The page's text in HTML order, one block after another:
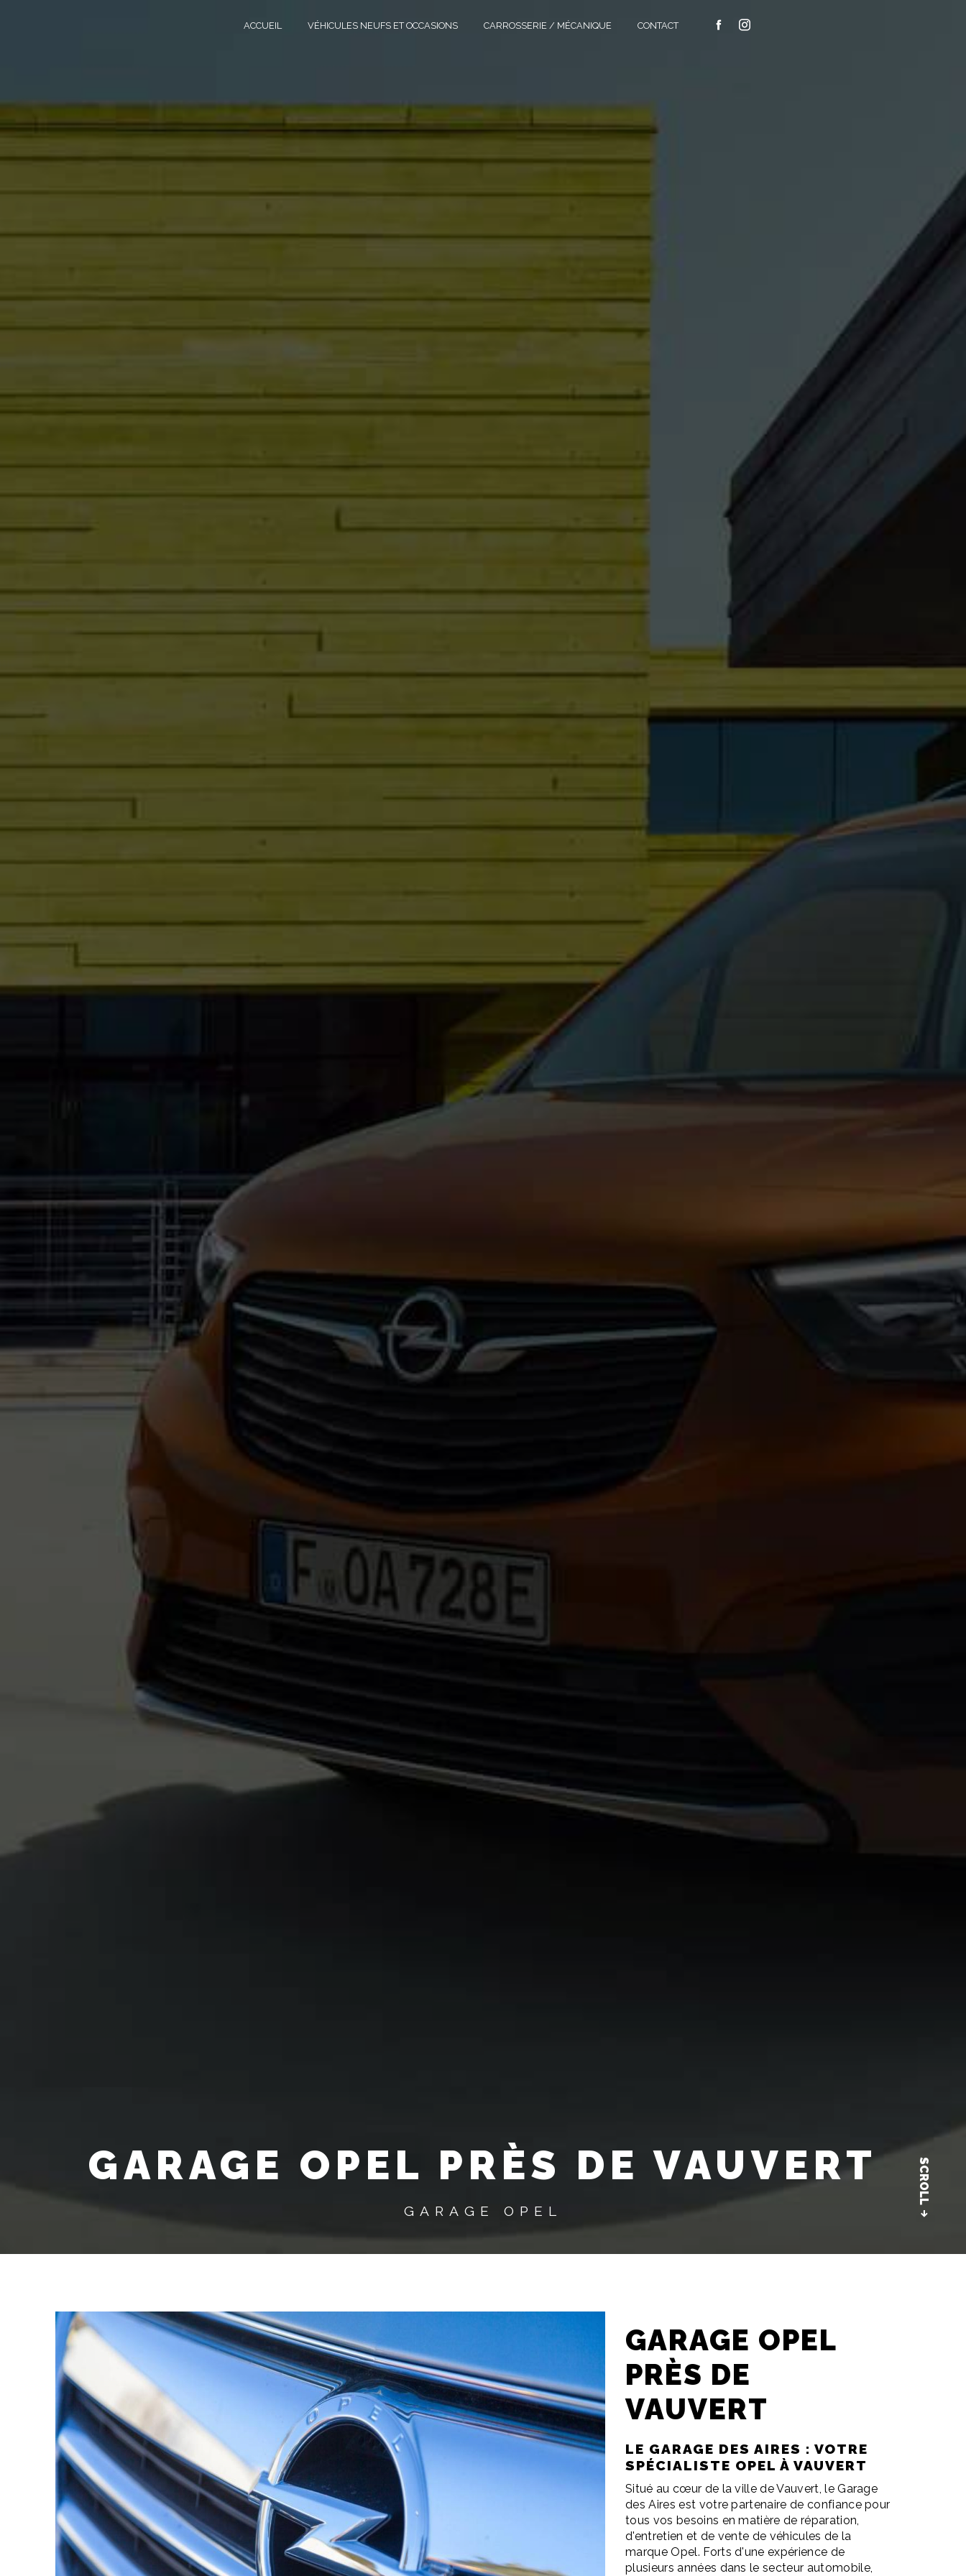
ACCUEIL VÉHICULES NEUFS ET OCCASIONS CARROSSERIE / MÉCANIQUE CONTACT
GARAGE OPEL PRÈS DE VAUVERT
GARAGE OPEL
SCROLL
GARAGE OPEL
PRÈS DE
VAUVERT
LE GARAGE DES AIRES : VOTRE
SPÉCIALISTE OPEL À VAUVERT
Situé au cœur de la ville de Vauvert, le Garage
des Aires est votre partenaire de confiance pour
tous vos besoins en matière de réparation,
d'entretien et de vente de véhicules de la
marque Opel. Forts d'une expérience de
plusieurs années dans le secteur automobile,